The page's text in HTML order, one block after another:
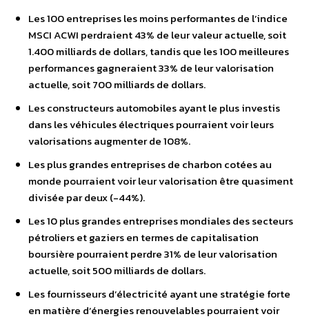
Les 100 entreprises les moins performantes de l’indice
MSCI ACWI perdraient 43% de leur valeur actuelle, soit
1.400 milliards de dollars, tandis que les 100 meilleures
performances gagneraient 33% de leur valorisation
actuelle, soit 700 milliards de dollars.
Les constructeurs automobiles ayant le plus investis
dans les véhicules électriques pourraient voir leurs
valorisations augmenter de 108%.
Les plus grandes entreprises de charbon cotées au
monde pourraient voir leur valorisation être quasiment
divisée par deux (-44%).
Les 10 plus grandes entreprises mondiales des secteurs
pétroliers et gaziers en termes de capitalisation
boursière pourraient perdre 31% de leur valorisation
actuelle, soit 500 milliards de dollars.
Les fournisseurs d’électricité ayant une stratégie forte
en matière d’énergies renouvelables pourraient voir